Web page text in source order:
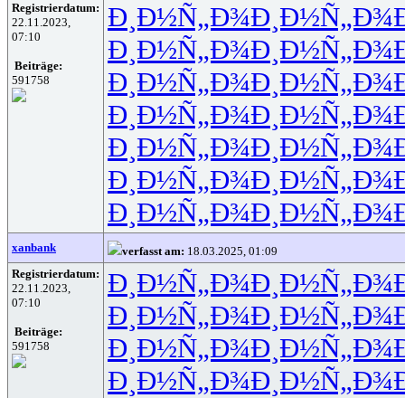
Registrierdatum:
22.11.2023,
07:10
Beiträge:
591758
Ð¸Ð½Ñ„Ð¾Ð¸Ð½Ñ„Ð¾
Ð¸Ð½Ñ„Ð¾Ð¸Ð½Ñ„Ð¾
Ð¸Ð½Ñ„Ð¾Ð¸Ð½Ñ„Ð¾
Ð¸Ð½Ñ„Ð¾Ð¸Ð½Ñ„Ð¾
Ð¸Ð½Ñ„Ð¾Ð¸Ð½Ñ„Ð¾
Ð¸Ð½Ñ„Ð¾Ð¸Ð½Ñ„Ð¾
Ð¸Ð½Ñ„Ð¾Ð¸Ð½Ñ„Ð¾
xanbank verfasst am: 18.03.2025, 01:09
Registrierdatum:
22.11.2023,
07:10
Beiträge:
591758
Ð¸Ð½Ñ„Ð¾Ð¸Ð½Ñ„Ð¾
Ð¸Ð½Ñ„Ð¾Ð¸Ð½Ñ„Ð¾
Ð¸Ð½Ñ„Ð¾Ð¸Ð½Ñ„Ð¾
Ð¸Ð½Ñ„Ð¾Ð¸Ð½Ñ„Ð¾